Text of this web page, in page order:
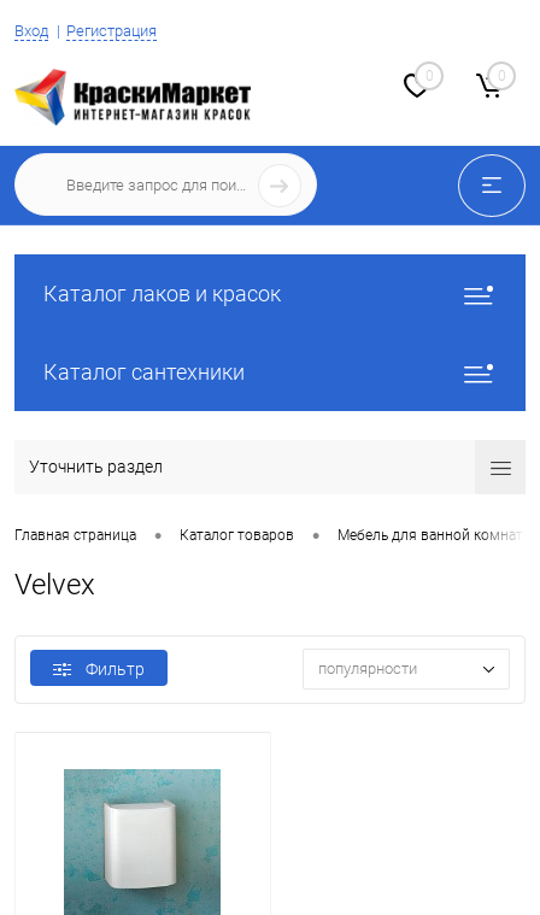
Вход Регистрация
0 0
Каталог лаков и красок
Каталог сантехники
Уточнить раздел
Главная страница • Каталог товаров • Мебель для ванной комнаты
Velvex
Фильтр популярности